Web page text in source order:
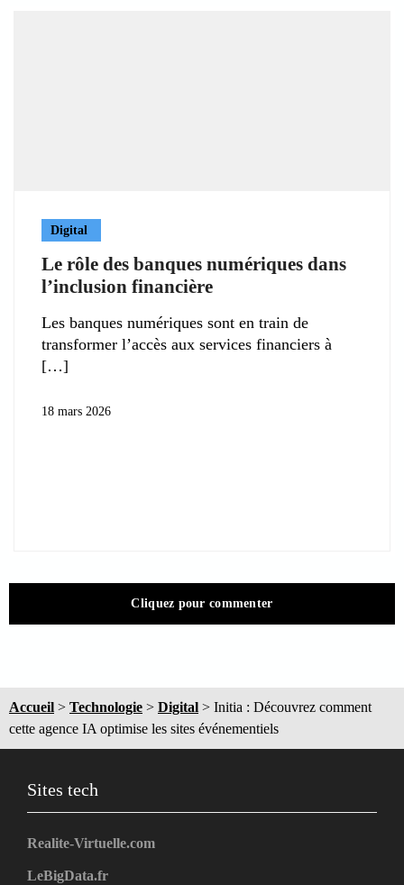
Digital
Le rôle des banques numériques dans
l’inclusion financière
Les banques numériques sont en train de
transformer l’accès aux services financiers à
18 mars 2026
Cliquez pour commenter
Accueil > Technologie > Digital > Initia : Découvrez comment
cette agence IA optimise les sites événementiels
Sites tech
Realite-Virtuelle.com
LeBigData.fr